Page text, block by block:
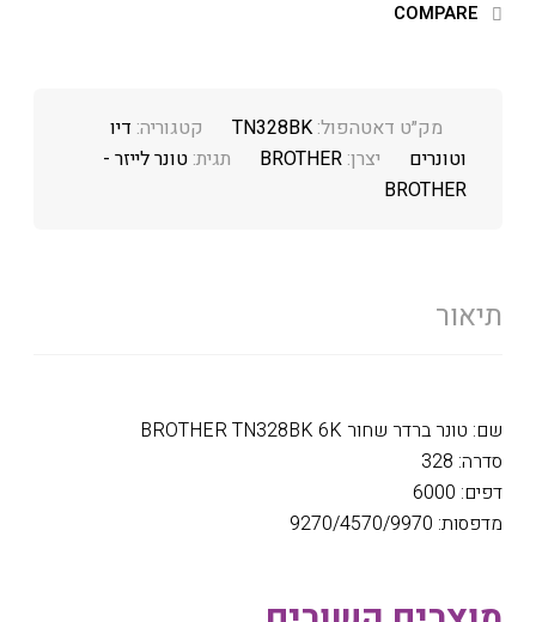
COMPARE
מק״ט דאטהפול:TN328BK קטגוריה: דיו
וטונרים
יצרן:BROTHER תגית:טונר לייזר -
BROTHER
תיאור
שם: טונר ברדר שחור BROTHER TN328BK 6K
סדרה: 328
דפים: 6000
מדפסות: 9270/4570/9970